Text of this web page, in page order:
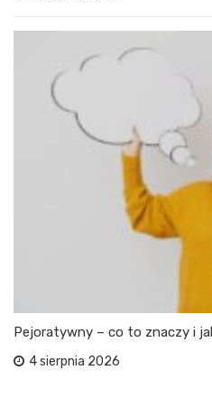
Pejoratywny – co to znaczy i
4 sierpnia 2026